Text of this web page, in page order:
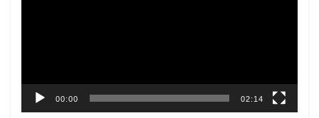
00:00 02:14